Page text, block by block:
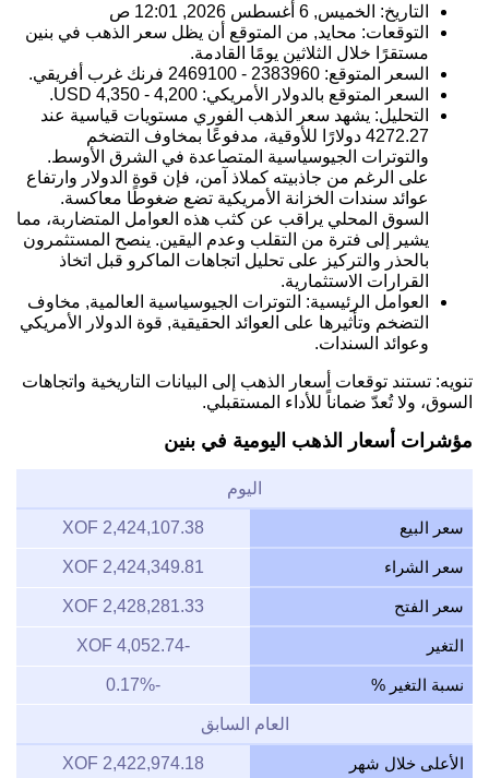
التاريخ: الخميس, 6 أغسطس 2026, 12:01 ص
التوقعات: محايد, من المتوقع أن يظل سعر الذهب في بنين
مستقرًا خلال الثلاثين يومًا القادمة.
السعر المتوقع: 2383960 - 2469100 فرنك غرب أفريقي.
السعر المتوقع بالدولار الأمريكي: 4,200 - 4,350 USD.
التحليل: يشهد سعر الذهب الفوري مستويات قياسية عند
4272.27 دولارًا للأوقية، مدفوعًا بمخاوف التضخم
والتوترات الجيوسياسية المتصاعدة في الشرق الأوسط.
على الرغم من جاذبيته كملاذ آمن، فإن قوة الدولار وارتفاع
عوائد سندات الخزانة الأمريكية تضع ضغوطًا معاكسة.
السوق المحلي يراقب عن كثب هذه العوامل المتضاربة، مما
يشير إلى فترة من التقلب وعدم اليقين. ينصح المستثمرون
بالحذر والتركيز على تحليل اتجاهات الماكرو قبل اتخاذ
القرارات الاستثمارية.
العوامل الرئيسية: التوترات الجيوسياسية العالمية, مخاوف
التضخم وتأثيرها على العوائد الحقيقية, قوة الدولار الأمريكي
وعوائد السندات.
تنويه: تستند توقعات أسعار الذهب إلى البيانات التاريخية واتجاهات
السوق، ولا تُعدّ ضماناً للأداء المستقبلي.
مؤشرات أسعار الذهب اليومية في بنين
اليوم
سعر البيع 2,424,107.38 XOF
سعر الشراء 2,424,349.81 XOF
سعر الفتح 2,428,281.33 XOF
التغير -4,052.74 XOF
نسبة التغير % -0.17%
العام السابق
الأعلى خلال شهر 2,422,974.18 XOF